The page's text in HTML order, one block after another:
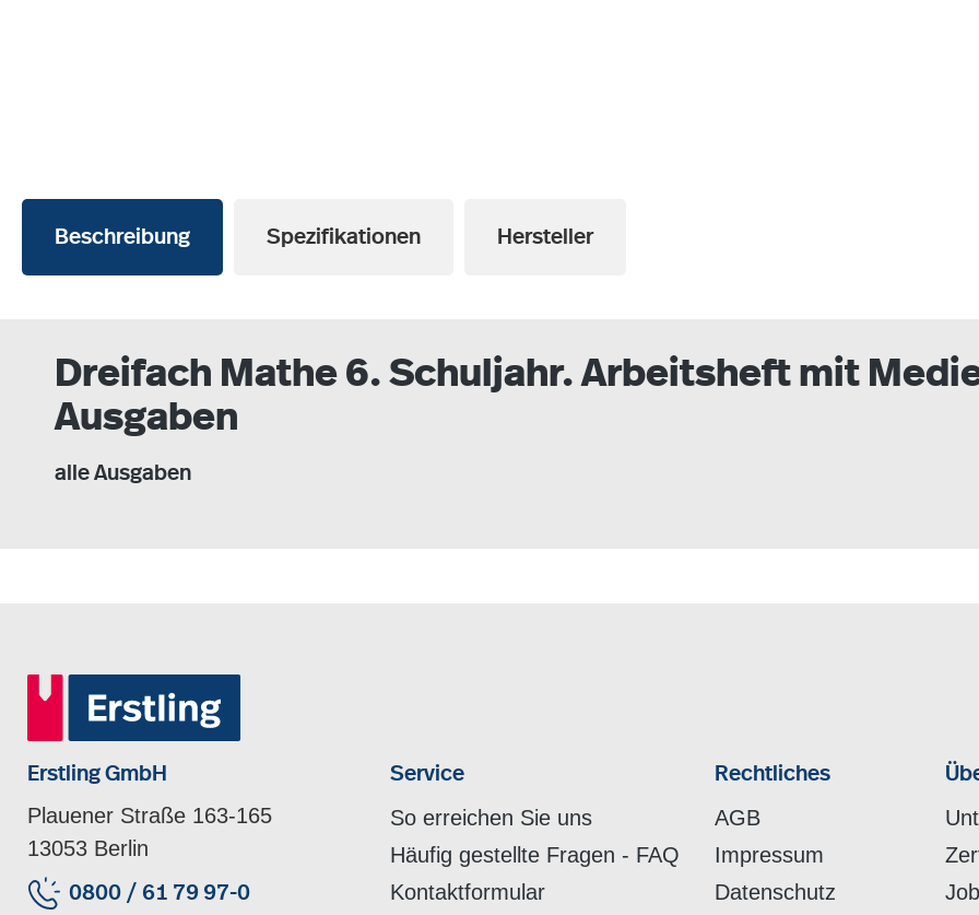
Beschreibung Spezifikationen Hersteller
Dreifach Mathe 6. Schuljahr. Arbeitsheft mit
Ausgaben
alle Ausgaben
Erstling GmbH
Plauener Straße 163-165
13053 Berlin
0800 / 61 79 97-0
Service
So erreichen Sie uns
Häufig gestellte Fragen - FAQ
Kontaktformular
Rechtliches
AGB
Impressum
Datenschutz